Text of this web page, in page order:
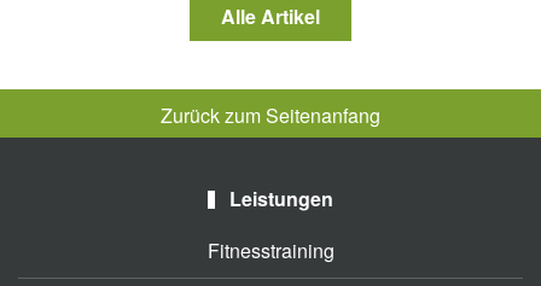
Alle Artikel
Zurück zum Seitenanfang
Leistungen
Fitnesstraining